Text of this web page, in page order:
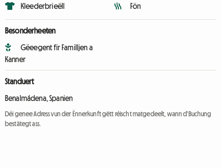
Kleederbrieëll
Fön
Besonderheeten
Gëeegent fir Familljen a
Kanner
Standuert
Benalmádena, Spanien
Déi genee Adress vun der Ënnerkunft gëtt réischt matgedeelt, wann d'Buchung
bestätegt ass.